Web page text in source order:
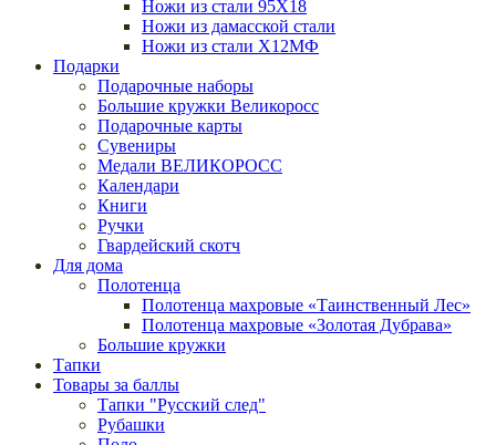
Ножи из стали 95X18
Ножи из дамасской стали
Ножи из стали Х12МФ
Подарки
Подарочные наборы
Большие кружки Великоросс
Подарочные карты
Сувениры
Медали ВЕЛИКОРОСС
Календари
Книги
Ручки
Гвардейский скотч
Для дома
Полотенца
Полотенца махровые «Таинственный Лес»
Полотенца махровые «Золотая Дубрава»
Большие кружки
Тапки
Товары за баллы
Тапки "Русский след"
Рубашки